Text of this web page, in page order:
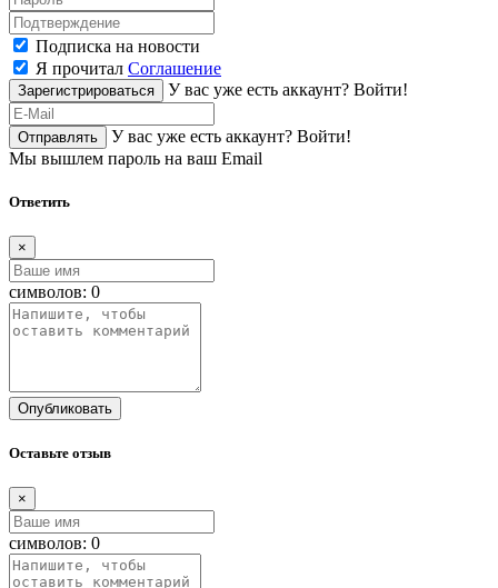
Подписка на новости
Я прочитал Соглашение
Зарегистрироваться У вас уже есть аккаунт? Войти!
Отправлять У вас уже есть аккаунт? Войти!
Мы вышлем пароль на ваш Email
Ответить
×
символов: 0
Опубликовать
Оставьте отзыв
×
символов: 0